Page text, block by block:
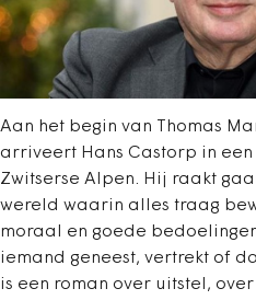
Aan het begin van Thomas
arriveert Hans Castorp in
Zwitserse Alpen. Hij raakt
wereld waarin alles traag
moraal en goede
iemand geneest, vertrekt of
is een roman over uitstel,